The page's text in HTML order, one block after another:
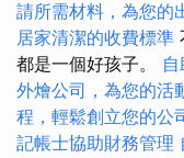
請所需材料，為您的
居家清潔的收費標準
都是一個好孩子。
外燴公司，為您的活
程，輕鬆創立您的公
記帳士協助財務管理